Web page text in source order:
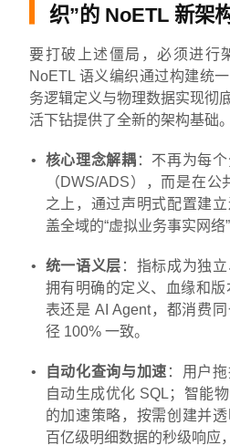
织”的 NoETL 新架
要打破上述僵局，必须进行
NoETL 语义编织通过构建统
务逻辑定义与物理数据实现彻
活下钻提供了全新的架构基础。
核心理念解耦 ：不再为每
（DWS/ADS），而是在公
之上，通过声明式配置建
盖全域的“虚拟业务事实网络”
统一语义层 ：指标成为独
拥有明确的定义、血缘和
表还是 AI Agent，都消费
径 100% 一致。
自动化查询与加速 ：用户
自动生成优化 SQL；智能
的加速策略，按需创建并
百亿级明细数据的秒级响应